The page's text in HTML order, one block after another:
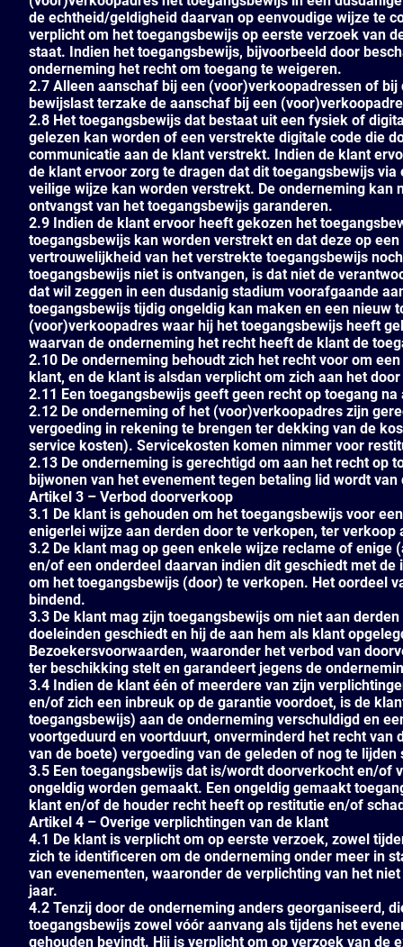
de echtheid/geldigheid daarvan op eenvoudige wijze te
verplicht om het toegangsbewijs op eerste verzoek van
staat. Indien het toegangsbewijs, bijvoorbeeld door
onderneming het recht om toegang te weigeren.
2.7 Alleen aanschaf bij een (voor)verkoopadressen of
bewijslast terzake de aanschaf bij een
2.8 Het toegangsbewijs dat bestaat uit een fysiek of
gelezen kan worden of een verstrekte digitale code die
communicatie aan de klant verstrekt. Indien de klant
de klant ervoor zorg te dragen dat dit toegangsbewijs
veilige wijze kan worden verstrekt. De onderneming
ontvangst van het toegangsbewijs garanderen.
2.9 Indien de klant ervoor heeft gekozen het
toegangsbewijs kan worden verstrekt en dat deze op
vertrouwelijkheid van het verstrekte toegangsbewijs
toegangsbewijs niet is ontvangen, is dat niet de
dat wil zeggen in een dusdanig stadium voorafgaande
toegangsbewijs tijdig ongeldig kan maken en een
(voor)verkoopadres waar hij het toegangsbewijs heeft
waarvan de onderneming het recht heeft de klant de
2.10 De onderneming behoudt zich het recht voor om
klant, en de klant is alsdan verplicht om zich aan het
2.11 Een toegangsbewijs geeft geen recht op toegang
2.12 De onderneming of het (voor)verkoopadres zijn
vergoeding in rekening te brengen ter dekking van de
service kosten). Servicekosten komen nimmer voor
2.13 De onderneming is gerechtigd om aan het recht op
bijwonen van het evenement tegen betaling lid wordt
Artikel 3 – Verbod doorverkoop
3.1 De klant is gehouden om het toegangsbewijs voor
enigerlei wijze aan derden door te verkopen, ter
3.2 De klant mag op geen enkele wijze reclame of
en/of een onderdeel daarvan indien dit geschiedt met de
om het toegangsbewijs (door) te verkopen. Het oordeel
bindend.
3.3 De klant mag zijn toegangsbewijs om niet aan
doeleinden geschiedt en hij de aan hem als klant
Bezoekersvoorwaarden, waaronder het verbod van
ter beschikking stelt en garandeert jegens de
3.4 Indien de klant één of meerdere van zijn
en/of zich een inbreuk op de garantie voordoet, is de
toegangsbewijs) aan de onderneming verschuldigd en
voortgeduurd en voortduurt, onverminderd het recht
van de boete) vergoeding van de geleden of nog te lijden
3.5 Een toegangsbewijs dat is/wordt doorverkocht en/of
ongeldig worden gemaakt. Een ongeldig gemaakt
klant en/of de houder recht heeft op restitutie en/of
Artikel 4 – Overige verplichtingen van de klant
4.1 De klant is verplicht om op eerste verzoek, zowel
zich te identificeren om de onderneming onder meer in
van evenementen, waaronder de verplichting van het
jaar.
4.2 Tenzij door de onderneming anders georganiseerd,
toegangsbewijs zowel vóór aanvang als tijdens het
gehouden bevindt. Hij is verplicht om op verzoek van de